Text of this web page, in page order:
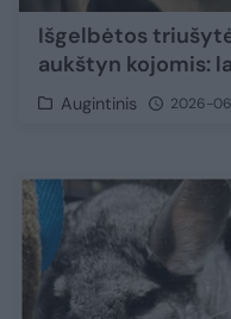
Išgelbėtos
aukštyn kojomis:
Augintinis 2026-